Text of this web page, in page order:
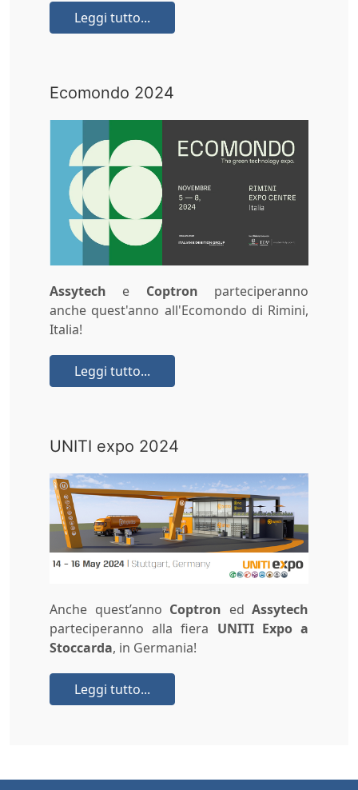
Leggi tutto...
Ecomondo 2024
Assytech e Coptron parteciperanno
anche quest'anno all'Ecomondo di Rimini,
Italia!
Leggi tutto...
UNITI expo 2024
Anche quest’anno Coptron ed Assytech
parteciperanno alla fiera UNITI Expo a
Stoccarda, in Germania!
Leggi tutto...